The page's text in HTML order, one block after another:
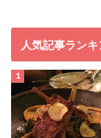
人気記事ランキ